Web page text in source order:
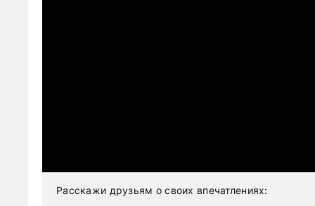
Расскажи друзьям о своих впечатлениях: